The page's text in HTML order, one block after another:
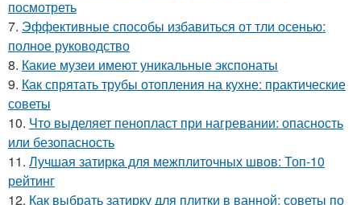
посмотреть
7. Эффективные способы избавиться от тли осенью:
полное руководство
8. Какие музеи имеют уникальные экспонаты
9. Как спрятать трубы отопления на кухне: практические
советы
10. Что выделяет пенопласт при нагревании: опасность
или безопасность
11. Лучшая затирка для межплиточных швов: Топ-10
рейтинг
12. Как выбрать затирку для плитки в ванной: советы по